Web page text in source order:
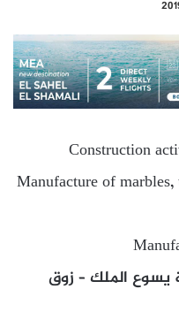
Construction
Manufacture of
الملك – زوق